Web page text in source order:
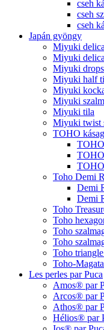
cseh
cseh
cseh
Japán gyöngy
Miyuki
Miyuki
Miyuki drops
Miyuki half
Miyuki
Miyuki
Miyuki tila
Miyuki twist
TOHO
Toho Demi
Demi
Demi
Toho
Toho
Toho
Toho
Toho
Toho-
Les perles par Puca
Amos® par
Arcos® par
Athos® par
Hélios® par